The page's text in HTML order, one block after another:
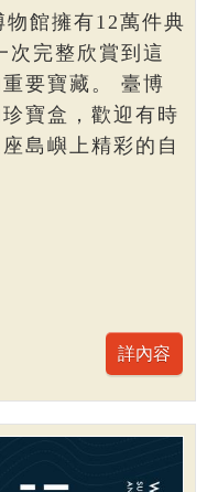
館擁有12萬件典
次完整欣賞到這
要寶藏。 臺博
寶盒，歡迎有時
島嶼上精彩的自